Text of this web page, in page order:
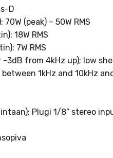
D
(peak) – 50W RMS
18W RMS
7W RMS
3dB from 4kHz up); low
1kHz and 10kHz
Plugi 1/8” stereo